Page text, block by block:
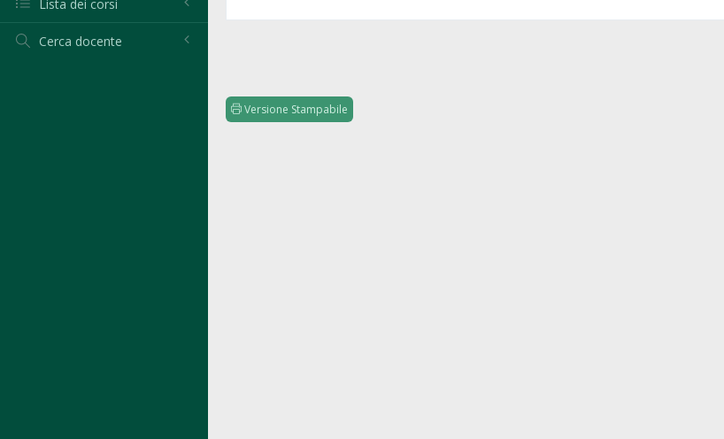
Lista dei corsi
Cerca docente
Versione Stampabile